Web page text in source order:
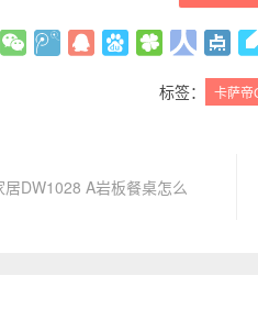
标签： 卡萨帝
居DW1028 A岩板餐桌怎么